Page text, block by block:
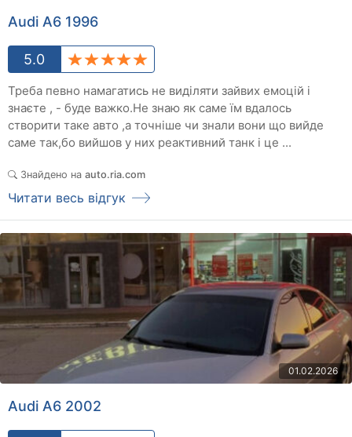
Audi A6 1996
5.0
Треба певно намагатись не виділяти зайвих емоцій і
знаєте , - буде важко.Не знаю як саме їм вдалось
створити таке авто ,а точніше чи знали вони що вийде
саме так,бо вийшов у них реактивний танк і це ...
Знайдено на auto.ria.com
Читати весь відгук
01.02.2026
Audi A6 2002